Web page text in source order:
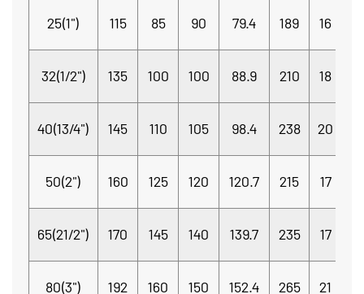
25(1") 115 85 90 79.4 189 16
32(1/2") 135 100 100 88.9 210 18
40(13/4") 145 110 105 98.4 238 20
50(2") 160 125 120 120.7 215 17
65(21/2") 170 145 140 139.7 235 17
80(3") 192 160 150 152.4 265 21